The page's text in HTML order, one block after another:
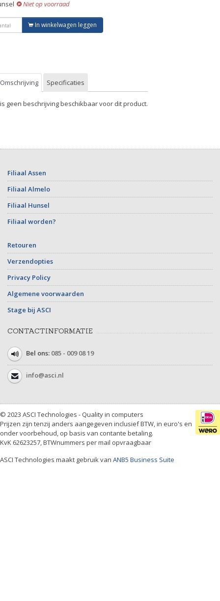
Niet op voorraad
In winkelwagen leggen
Omschrijving Specificaties
geen beschrijving beschikbaar voor dit product.
Filiaal Assen
Filiaal Almelo
Filiaal Hunsel
Filiaal worden?
Retouren
Verzendopties
Privacy Policy
Algemene voorwaarden
Stage bij ASCI
CONTACTINFORMATIE
Bel ons: 085 - 009 08 19
info@asci.nl
© 2023 ASCI Technologies - Quality in computers
Prijzen zijn tenzij anders aangegeven inclusief BTW, in euro's en
onder voorbehoud, op basis van contante betaling.
KvK 62623257, BTWnummers per mail opvraagbaar
ASCI Technologies maakt gebruik van ANB5 Business Suite